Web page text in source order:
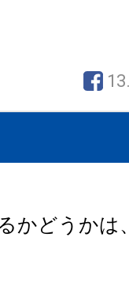
かどうかは